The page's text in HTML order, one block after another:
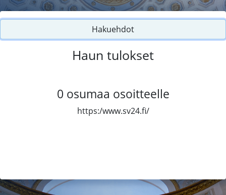
Hakuehdot
Haun tulokset
0 osumaa osoitteelle
https:/www.sv24.fi/